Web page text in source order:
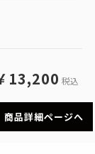
13,200 税込
商品詳細ページへ